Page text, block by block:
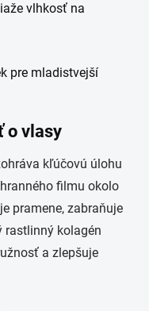
vlhkosť na
pre mladistvejší
o vlasy
kľúčovú úlohu
filmu okolo
pramene, zabraňuje
rastlinný kolagén
a zlepšuje